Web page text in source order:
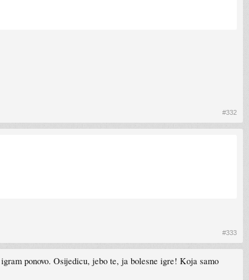
#332
#333
ponovo. Osijedicu, jebo te, ja bolesne igre! Koja samo